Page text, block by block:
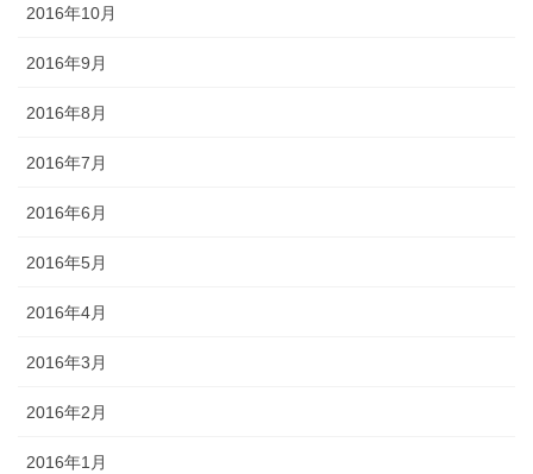
2016年10月
2016年9月
2016年8月
2016年7月
2016年6月
2016年5月
2016年4月
2016年3月
2016年2月
2016年1月